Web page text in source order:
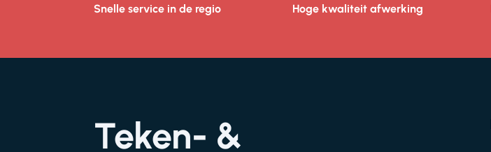
Snelle service in de regio Hoge kwaliteit afwerking
Teken- &